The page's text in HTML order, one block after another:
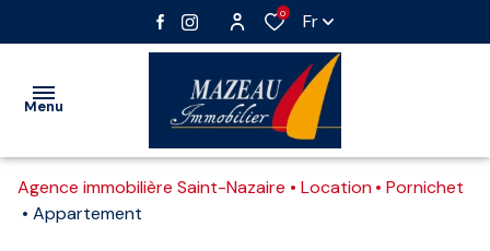
0 Fr
Menu
VENTE
Agence immobilière Saint-Nazaire Location
Pornichet
Appartement